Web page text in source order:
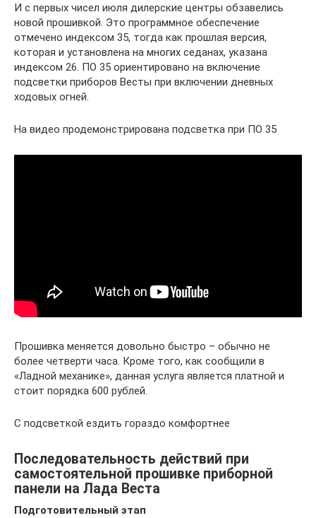
И с первых чисел июля дилерские центры обзавелись
новой прошивкой. Это программное обеспечение
отмечено индексом 35, тогда как прошлая версия,
которая и установлена на многих седанах, указана
индексом 26. ПО 35 ориентировано на включение
подсветки приборов Весты при включении дневных
ходовых огней.
На видео продемонстрирована подсветка при ПО 35
Прошивка меняется довольно быстро – обычно не
более четверти часа. Кроме того, как сообщили в
«Ладной механике», данная услуга является платной и
стоит порядка 600 рублей.
С подсветкой ездить гораздо комфортнее
Последовательность действий при
самостоятельной прошивке приборной
панели на Лада Веста
Подготовительный этап